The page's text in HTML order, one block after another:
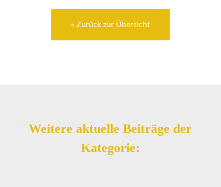
« Zurück zur Übersicht
Weitere aktuelle Beiträge der
Kategorie: